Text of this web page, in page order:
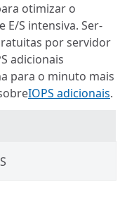
otimizar o
E/S intensiva. Ser-
por servidor
adicionais
para o minuto mais
IOPS adicionais.